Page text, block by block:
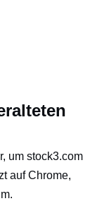
um stock3.com
auf Chrome,